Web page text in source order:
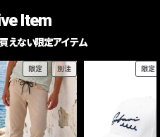
Item
えない限定アイテム
限定 別注 限定